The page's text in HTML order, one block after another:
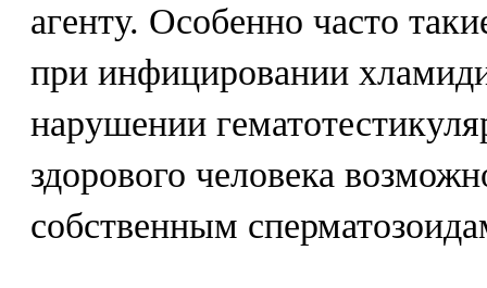
агенту. Особенно часто
при инфицировании
нарушении
здорового человека
собственным